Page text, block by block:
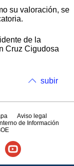
su valoración, se
de la
Cruz Cigudosa
subir
Aviso legal
de Información